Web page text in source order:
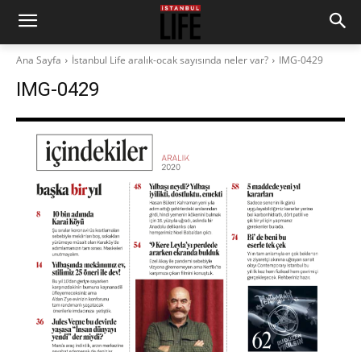
Ana Sayfa İstanbul Life aralık-ocak sayısında neler var? IMG-0429
IMG-0429